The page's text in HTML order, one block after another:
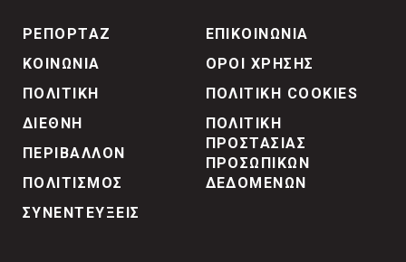
ΡΕΠΟΡΤΑΖ
ΚΟΙΝΩΝΙΑ
ΠΟΛΙΤΙΚΗ
ΔΙΕΘΝΗ
ΠΕΡΙΒΑΛΛΟΝ
ΠΟΛΙΤΙΣΜΟΣ
ΣΥΝΕΝΤΕΥΞΕΙΣ
ΕΠΙΚΟΙΝΩΝΙΑ
ΟΡΟΙ ΧΡΗΣΗΣ
ΠΟΛΙΤΙΚΗ COOKIES
ΠΟΛΙΤΙΚΗ
ΠΡΟΣΤΑΣΙΑΣ
ΠΡΟΣΩΠΙΚΩΝ
ΔΕΔΟΜΕΝΩΝ